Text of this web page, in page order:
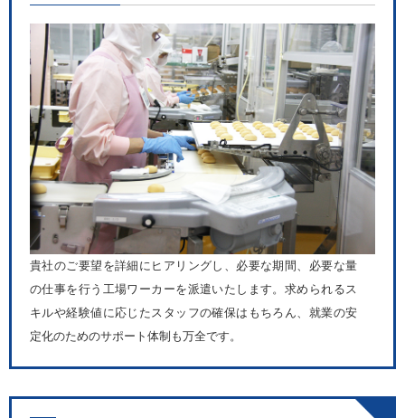
貴社のご要望を詳細にヒアリングし、必要な期間、必要な量
の仕事を行う工場ワーカーを派遣いたします。求められるス
キルや経験値に応じたスタッフの確保はもちろん、就業の安
定化のためのサポート体制も万全です。